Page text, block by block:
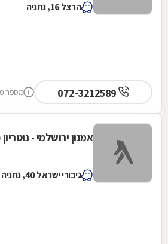
הרצל 16, נתניה
מספר
אמנון ירושלמי -
גיבורי ישראל 40, נתניה